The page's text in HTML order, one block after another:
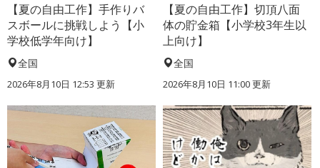
【夏の自由工作】手作りバ
スボールに挑戦しよう【小
学校低学年向け】
全国
2026年8月10日 12:53 更新
【夏の自由工作】切頂八面
体の貯金箱【小学校3年生以
上向け】
全国
2026年8月10日 11:00更新